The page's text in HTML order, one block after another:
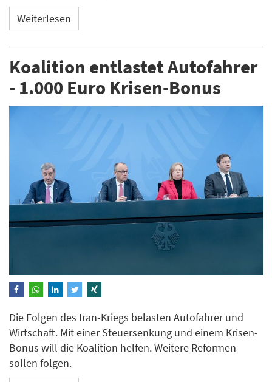
Weiterlesen
Koalition entlastet Autofahrer
- 1.000 Euro Krisen-Bonus
Die Folgen des Iran-Kriegs belasten Autofahrer und
Wirtschaft. Mit einer Steuersenkung und einem Krisen-
Bonus will die Koalition helfen. Weitere Reformen
sollen folgen.